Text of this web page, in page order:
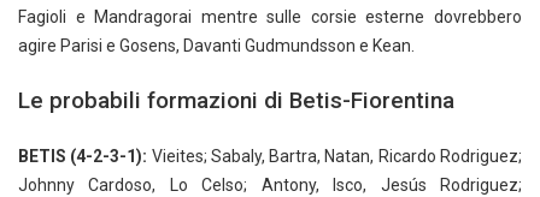
Fagioli e Mandragorai mentre sulle corsie esterne dovrebbero
agire Parisi e Gosens, Davanti Gudmundsson e Kean.
Le probabili formazioni di Betis-Fiorentina
BETIS (4-2-3-1): Vieites; Sabaly, Bartra, Natan, Ricardo Rodriguez;
Johnny Cardoso, Lo Celso; Antony, Isco, Jesús Rodriguez;